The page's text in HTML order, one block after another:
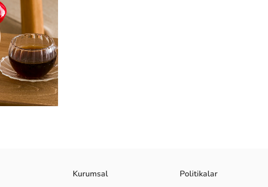
Kurumsal Politikalar